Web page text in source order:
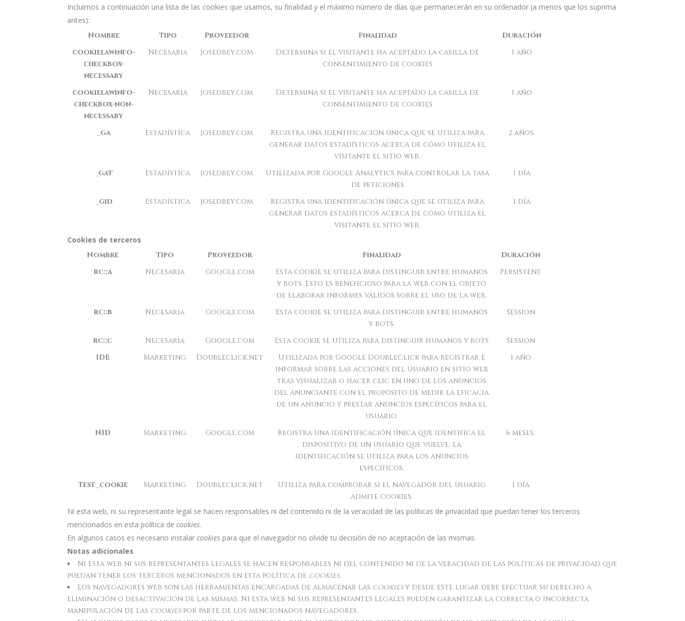
Incluimos a continuación una lista de las cookies que usamos, su finalidad y el máximo número de días que permanecerán en su ordenador (a menos que los suprima
antes):
Nombre
Tipo Proveedor Finalidad
Duración
cookielawinfo-
checkbox-
necessary
Necesaria josedbey.com
Determina si el visitante ha aceptado la casilla de
consentimiento de cookies
1 año
cookielawinfo-
checkbox-non-
necessary
Necesaria josedbey.com
Determina si el visitante ha aceptado la casilla de
consentimiento de cookies
1 año
_ga Estadística josedbey.com
Registra una identificación única que se utiliza para
generar datos estadísticos acerca de cómo utiliza el
visitante el sitio web.
2 años.
_gat Estadística josedbey.com
Utilizada por Google Analytics para controlar la tasa
de peticiones
1 día
_gid Estadística josedbey.com
Registra una identificación única que se utiliza para
generar datos estadísticos acerca de cómo utiliza el
visitante el sitio web.
1 día
Cookies de terceros
Nombre
Tipo Proveedor Finalidad
Duración
rc::a
Necesaria Google.com
Esta cookie se utiliza para distinguir entre humanos
y bots. Esto es beneficioso para la web con el objeto
de elaborar informes válidos sobre el uso de la web.
Persistent
rc::b Necesaria Google.com
Esta cookie se utiliza para distinguir entre humanos
y bots.
Session
rc::c Necesaria Google.com Esta cookie se utiliza para distinguir humanos y bots
Session
IDE
Marketing Doubleclick.net
Utilizada por Google DoubleClick para registrar e
informar sobre las acciones del usuario en sitio web
tras visualizar o hacer clic en uno de los anuncios
del anunciante con el propósito de medir la eficacia
de un anuncio y prestar anuncios específicos para el
usuario.
1 año
NID Marketing Google.com
Registra una identificación única que identifica el
dispositivo de un usuario que vuelve. La
identificación se utiliza para los anuncios
específicos.
6 meses.
Test_cookie Marketing Doubleclick.net
Utiliza para comprobar si el navegador del usuario
admite cookies.
1 día
Ni esta web, ni su representante legal se hacen responsables ni del contenido ni de la veracidad de las políticas de privacidad que puedan tener los terceros
mencionados en esta política de cookies.
En algunos casos es necesario instalar cookies para que el navegador no olvide tu decisión de no aceptación de las mismas.
Notas adicionales
Ni esta web ni sus representantes legales se hacen responsables ni del contenido ni de la veracidad de las políticas de privacidad que
puedan tener los terceros mencionados en esta política de cookies.
Los navegadores web son las herramientas encargadas de almacenar las cookiesy desde este lugar debe efectuar su derecho a
eliminación o desactivación de las mismas. Ni esta web ni sus representantes legales pueden garantizar la correcta o incorrecta
manipulación de las cookiespor parte de los mencionados navegadores.